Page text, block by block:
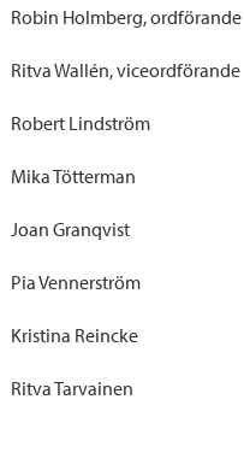
Robin Holmberg, ordförande
Ritva Wallén, viceordförande
Robert Lindström
Mika Tötterman
Joan Granqvist
Pia Vennerström
Kristina Reincke
Ritva Tarvainen